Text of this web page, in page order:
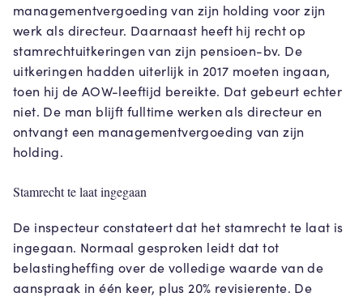
managementvergoeding van zijn holding voor zijn
werk als directeur. Daarnaast heeft hij recht op
stamrechtuitkeringen van zijn pensioen-bv. De
uitkeringen hadden uiterlijk in 2017 moeten ingaan,
toen hij de AOW-leeftijd bereikte. Dat gebeurt echter
niet. De man blijft fulltime werken als directeur en
ontvangt een managementvergoeding van zijn
holding.
Stamrecht te laat ingegaan
De inspecteur constateert dat het stamrecht te laat is
ingegaan. Normaal gesproken leidt dat tot
belastingheffing over de volledige waarde van de
aanspraak in één keer, plus 20% revisierente. De